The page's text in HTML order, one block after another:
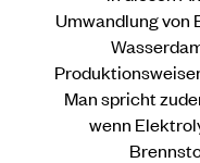
Umwandlung von
Man spricht
wenn